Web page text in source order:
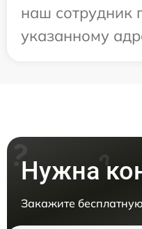
наш сотрудник
указанному
Нужна
Закажите